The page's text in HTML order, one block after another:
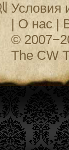
Условия
| О нас|
©
The CW